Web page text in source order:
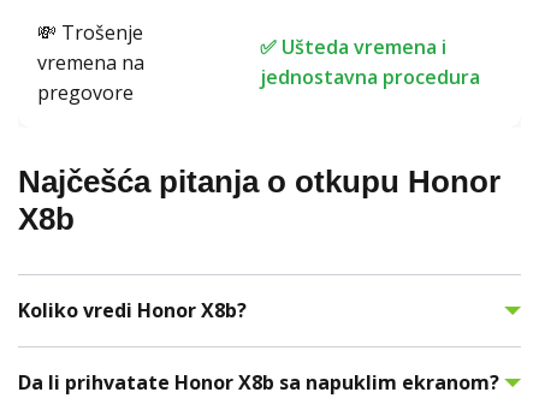
💸 Trošenje
vremena na
pregovore
✅ Ušteda vremena i
jednostavna procedura
Najčešća pitanja o otkupu Honor
X8b
Koliko vredi Honor X8b?
Da li prihvatate Honor X8b sa napuklim ekranom?